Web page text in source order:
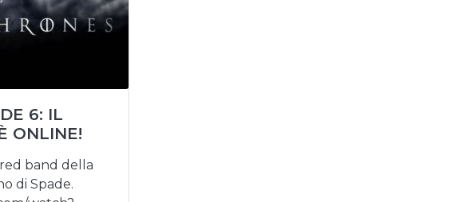
6: IL
ONLINE!
band della
di Spade.